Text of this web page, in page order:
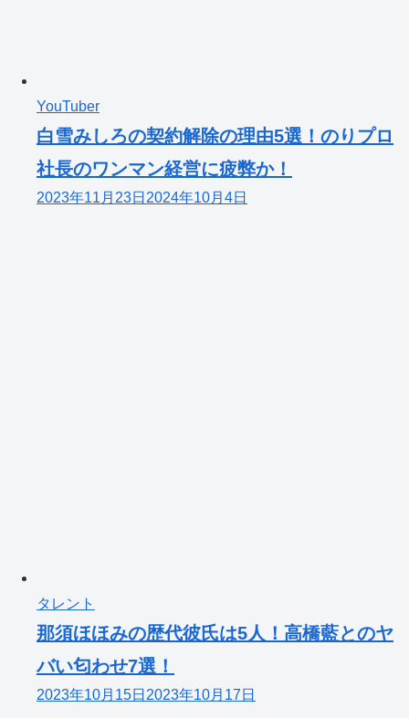
YouTuber
白雪みしろの契約解除の理由5選！のりプロ
社長のワンマン経営に疲弊か！
2023年11月23日 2024年10月4日
タレント
那須ほほみの歴代彼氏は5人！高橋藍とのヤ
バい匂わせ7選！
2023年10月15日 2023年10月17日